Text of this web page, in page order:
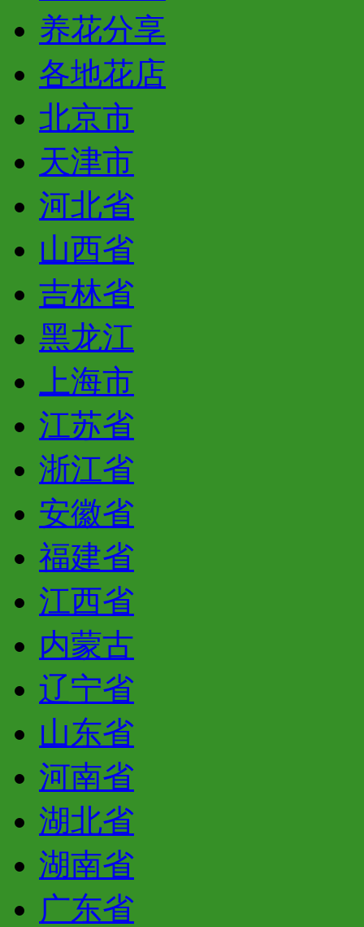
养花分享
各地花店
北京市
天津市
河北省
山西省
吉林省
黑龙江
上海市
江苏省
浙江省
安徽省
福建省
江西省
内蒙古
辽宁省
山东省
河南省
湖北省
湖南省
广东省